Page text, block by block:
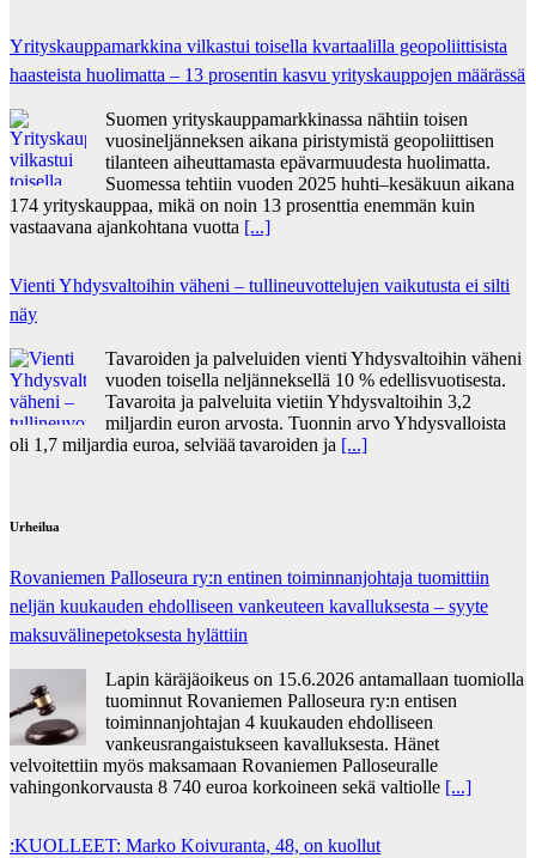
Yrityskauppamarkkina vilkastui toisella kvartaalilla geopoliittisista
haasteista huolimatta – 13 prosentin kasvu yrityskauppojen määrässä
Suomen yrityskauppamarkkinassa nähtiin toisen
vuosineljänneksen aikana piristymistä geopoliittisen
tilanteen aiheuttamasta epävarmuudesta huolimatta.
Suomessa tehtiin vuoden 2025 huhti–kesäkuun aikana
174 yrityskauppaa, mikä on noin 13 prosenttia enemmän kuin
vastaavana ajankohtana vuotta [...]
Vienti Yhdysvaltoihin väheni – tullineuvottelujen vaikutusta ei silti
näy
Tavaroiden ja palveluiden vienti Yhdysvaltoihin väheni
vuoden toisella neljänneksellä 10 % edellisvuotisesta.
Tavaroita ja palveluita vietiin Yhdysvaltoihin 3,2
miljardin euron arvosta. Tuonnin arvo Yhdysvalloista
oli 1,7 miljardia euroa, selviää tavaroiden ja [...]
Urheilua
Rovaniemen Palloseura ry:n entinen toiminnanjohtaja tuo­mit­tiin
neljän kuu­kau­den eh­dol­li­seen van­keu­teen ka­val­luk­ses­ta – syyte
mak­su­vä­li­ne­pe­tok­ses­ta hy­lät­tiin
Lapin käräjäoikeus on 15.6.2026 antamallaan tuomiolla
tuominnut Rovaniemen Palloseura ry:n entisen
toiminnanjohtajan 4 kuukauden ehdolliseen
vankeusrangaistukseen kavalluksesta. Hänet
velvoitettiin myös maksamaan Rovaniemen Palloseuralle
vahingonkorvausta 8 740 euroa korkoineen sekä valtiolle [...]
:KUOLLEET: Marko Koivuranta, 48, on kuollut